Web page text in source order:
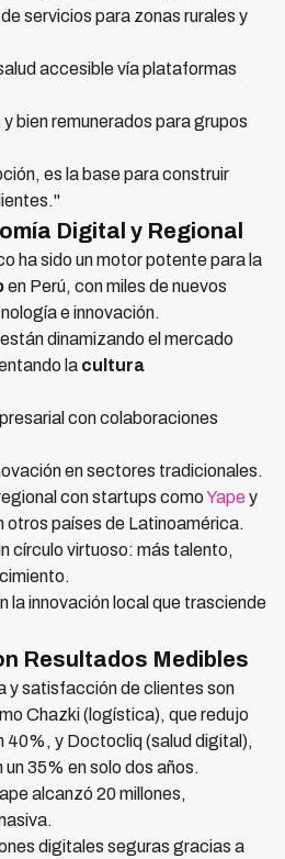
servicios para zonas rurales y
accesible vía plataformas
bien remunerados para grupos
es la base para construir
Digital y Regional
ha sido un motor potente para la
en Perú, con miles de nuevos
e innovación.
dinamizando el mercado
la cultura
con colaboraciones
en sectores tradicionales.
con startups comoYape y
otros países de Latinoamérica.
círculo virtuoso: más talento,
la innovación local que trasciende
Resultados Medibles
y satisfacción de clientes son
Chazki (logística), que redujo
40%, y Doctocliq (salud digital),
35% en solo dos años.
alcanzó 20 millones,
digitales seguras gracias a